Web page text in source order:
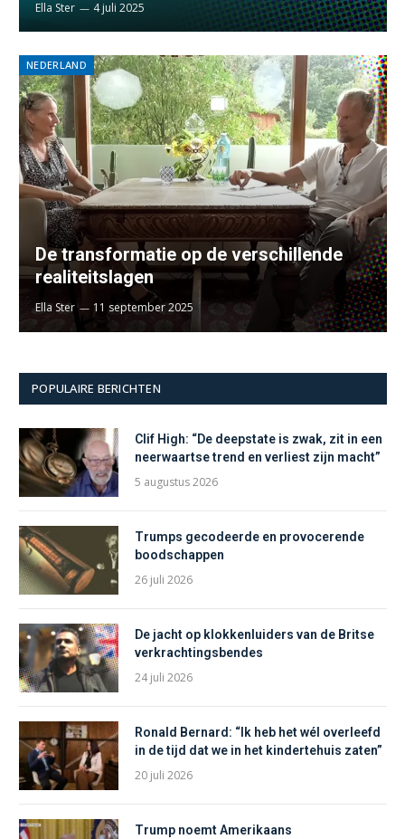
Ella Ster 4 juli 2025
NEDERLAND
De transformatie op de verschillende
realiteitslagen
Ella Ster 11 september 2025
POPULAIRE BERICHTEN
Clif High: “De deepstate is zwak, zit in een
neerwaartse trend en verliest zijn macht”
5 augustus 2026
Trumps gecodeerde en provocerende
boodschappen
26 juli 2026
De jacht op klokkenluiders van de Britse
verkrachtingsbendes
24 juli 2026
Ronald Bernard: “Ik heb het wél overleefd
in de tijd dat we in het kindertehuis zaten”
20 juli 2026
Trump noemt Amerikaans